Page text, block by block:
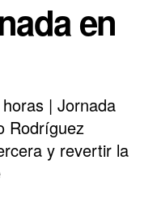
en
| Jornada
Rodríguez
y revertir la